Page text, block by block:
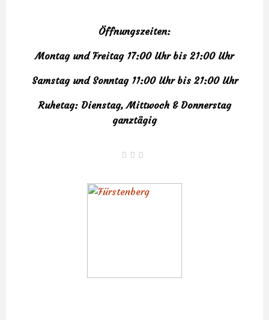
Öffnungszeiten:
Montag und Freitag 17:00 Uhr bis 21:00 Uhr
Samstag und Sonntag 11:00 Uhr bis 21:00 Uhr
Ruhetag: Dienstag, Mittwoch & Donnerstag
ganztägig